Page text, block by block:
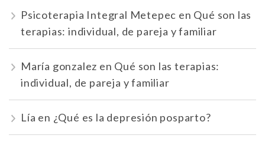
Psicoterapia Integral Metepec en Qué son las
terapias: individual, de pareja y familiar
María gonzalez en Qué son las terapias:
individual, de pareja y familiar
Lía en ¿Qué es la depresión posparto?